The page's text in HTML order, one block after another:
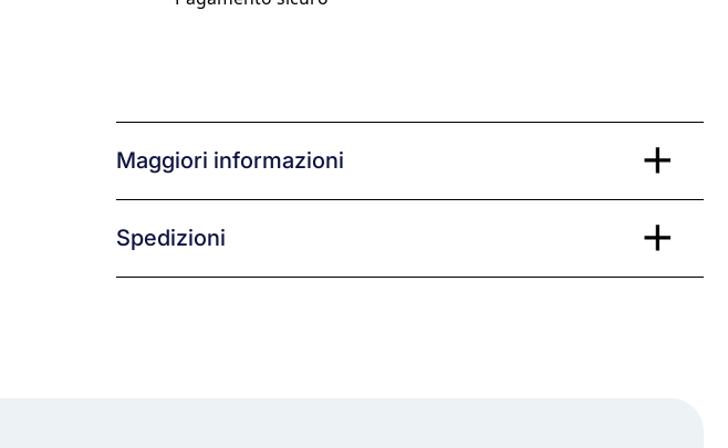
Maggiori informazioni
Spedizioni